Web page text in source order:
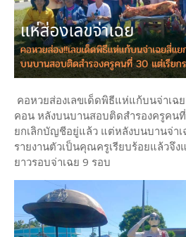
คอหวยส่องเลขเด็ดพิธีแห่แก้บนจ่าเฉ
คอน หลังบนบานสอบติดสำรองครูคน
ยกเลิกบัญชีอยู่แล้ว แต่หลังบนบานจ่าเ
รายงานตัวเป็นคุณครูเรียบร้อยแล้วจึง
ยาวรอบจ่าเฉย 9 รอบ